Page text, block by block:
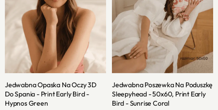
Jedwabna Opaska Na Oczy 3D
Do Spania - Print Early Bird -
Hypnos Green
Jedwabna Poszewka Na Poduszkę
Sleepyhead - 50x60, Print Early
Bird - Sunrise Coral